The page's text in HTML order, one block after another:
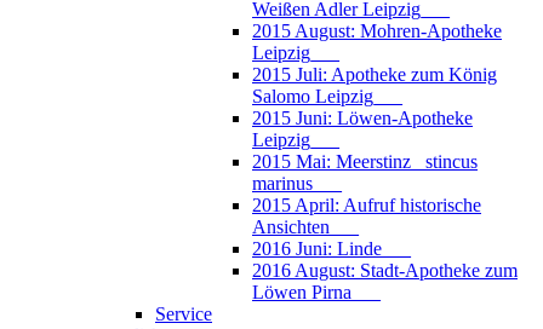
Weißen Adler Leipzig___
2015 August: Mohren-Apotheke
Leipzig___
2015 Juli: Apotheke zum König
Salomo Leipzig___
2015 Juni: Löwen-Apotheke
Leipzig___
2015 Mai: Meerstinz_ stincus
marinus___
2015 April: Aufruf historische
Ansichten___
2016 Juni: Linde___
2016 August: Stadt-Apotheke zum
Löwen Pirna___
Service